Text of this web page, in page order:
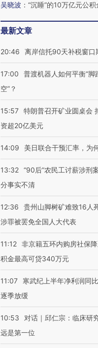
吴晓波 ： “沉睡”的10万亿元公积
最新文章
20:46 离岸信托90天补税窗口
17:00
普渡机器人如何平衡“脚
空”？
15:57 特朗普召开矿业圆桌会
资超20亿美元
14:09 美日联合干预汇率，为
13:32 “90后”农民工讨薪涉刑
分事实不清
12:36
贵州山脚树矿难致16人
涉罪被罢免全国人大代表
11:12 非京籍五环内购房社保
积金最高可贷340万元
11:07
寒武纪上半年净利润同
逐季放缓
10:53
对话｜邱仁宗：临床研
远是第一位